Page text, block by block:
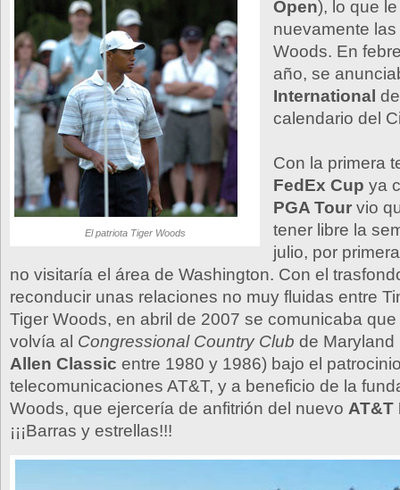
El patriota Tiger Woods
Open), lo que
nuevamente
Woods. En
año, se
International
calendario del
Con la primera
FedEx Cup ya
PGA Tour vio
tener libre la
julio, por
no visitaría el área de Washington. Con el
reconducir unas relaciones no muy fluidas entre
Tiger Woods, en abril de 2007 se comunicaba
volvía al Congressional Country Club de
Allen Classic entre 1980 y 1986) bajo el
telecomunicaciones AT&T, y a beneficio de la
Woods, que ejercería de anfitrión del nuevo AT&T
¡¡¡Barras y estrellas!!!